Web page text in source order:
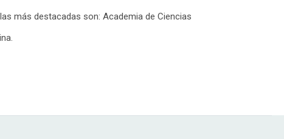
más destacadas son: Academia de Ciencias